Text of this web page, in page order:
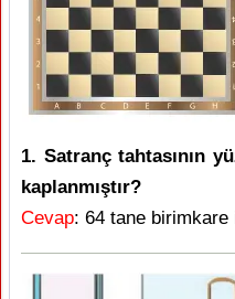
1. Satranç tahtasının
kaplanmıştır?
Cevap: 64 tane birimkare